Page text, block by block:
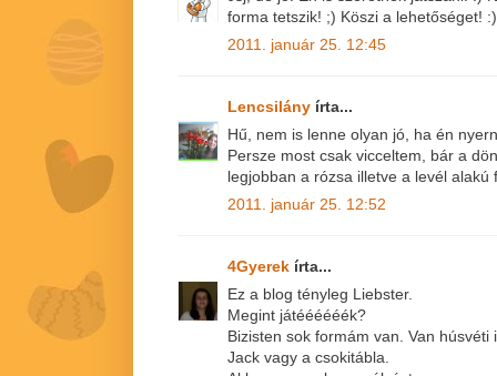
forma tetszik! ;) Köszi a lehetőséget! :)
2011. január 25. 12:45
Lencsilány írta...
Hű, nem is lenne olyan jó, ha én
Persze most csak vicceltem, bár a
legjobban a rózsa illetve a levél alakú
2011. január 25. 12:52
4Gyerek írta...
Ez a blog tényleg Liebster.
Megint játéééééék?
Bizisten sok formám van. Van
Jack vagy a csokitábla.